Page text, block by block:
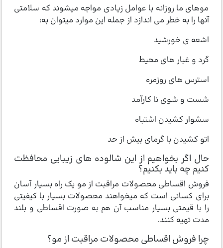
موهای ما روزانه با عوامل زیادی مواجه میشوند که سلامتی
آنها را به خطر می اندازد از جمله این موارد میتوان به:
اشعه ی خورشید
گرد و غبار های محیط
استرس های روزمره
شست و شوی نا کارآمد
سشوار کشیدن اشتباه
اتو کشیدن با گرمای بیش از حد
حال اگر بخواهیم از این شالوده های زیبایی محافظت
کنیم چه باید بکنیم؟
فروش اقساطی محصولات مراقبت از مو یک راه بسیار آسان
برای کسانی است که میخواهند محصولات بسیار با کیفیتی
را با قیمتی بسیار مناسب آن هم به صورت اقساطی و بلند
مدت تهیه کنند.
چرا فروش اقساطی محصولات مراقبت از مو؟